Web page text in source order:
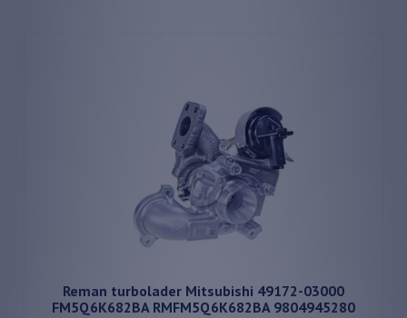
Reman turbolader Mitsubishi 49172-03000
FM5Q6K682BA RMFM5Q6K682BA 9804945280